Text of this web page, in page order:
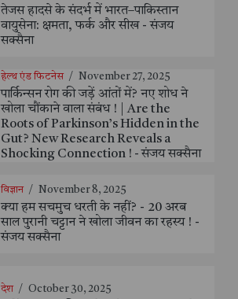
तेजस हादसे के संदर्भ में भारत–पाकिस्तान
वायुसेना: क्षमता, फर्क और सीख - संजय
सक्सैना
हेल्थ एंड फिटनेस / November 27, 2025
पार्किन्सन रोग की जड़ें आंतों में? नए शोध ने
खोला चौंकाने वाला संबंध ! | Are the
Roots of Parkinson’s Hidden in the
Gut? New Research Reveals a
Shocking Connection ! - संजय सक्सैना
विज्ञान / November 8, 2025
क्या हम सचमुच धरती के नहीं? - 20 अरब
साल पुरानी चट्टान ने खोला जीवन का रहस्य ! -
संजय सक्सैना
देश / October 30, 2025